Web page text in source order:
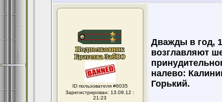
ID пользователя #6035
Зарегистрирован: 13.09.12 :
21:23
Дважды в год,
возглавляют
налево:
Горький.